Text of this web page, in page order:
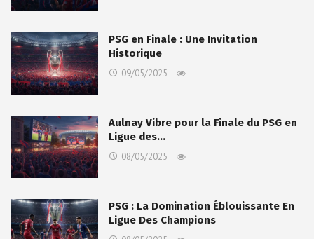
PSG en Finale : Une Invitation
Historique
09/05/2025
Aulnay Vibre pour la Finale du PSG en
Ligue des…
08/05/2025
PSG : La Domination Éblouissante En
Ligue Des Champions